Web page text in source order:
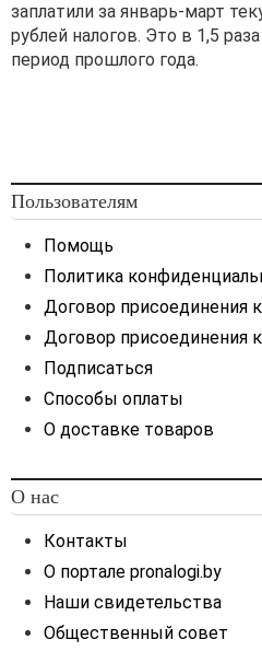
заплатили за январь-март
рублей налогов. Это в 1,5
период прошлого года.
Пользователям
Помощь
Политика
Договор присоединения
Договор присоединения
Подписаться
Способы оплаты
О доставке товаров
О нас
Контакты
О портале pronalogi.by
Наши свидетельства
Общественный совет